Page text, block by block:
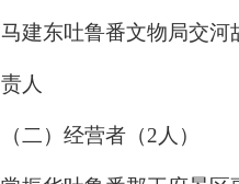
马建东吐鲁番文物局交河
责人
（二）经营者（2 人）